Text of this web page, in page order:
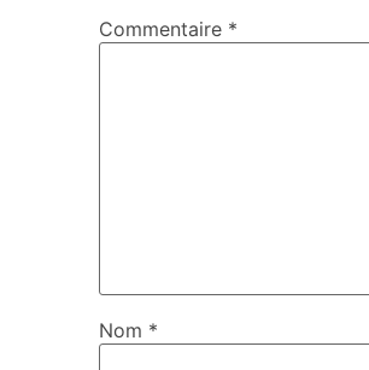
Commentaire *
Nom *